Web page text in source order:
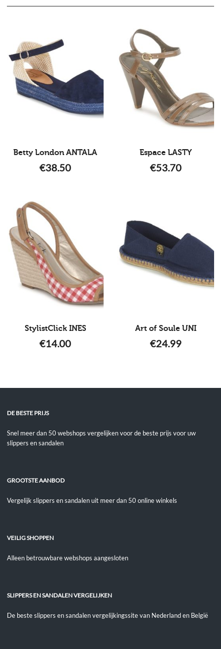
Betty London ANTALA
€38.50
Espace LASTY
€53.70
StylistClick INES
€14.00
Art of Soule UNI
€24.99
DE BESTE PRIJS
Snel meer dan 50 webshops vergelijken voor de beste prijs voor uw
slippers en sandalen
GROOTSTE AANBOD
Vergelijk slippers en sandalen uit meer dan 50 online winkels
VEILIG SHOPPEN
Alleen betrouwbare webshops aangesloten
SLIPPERS EN SANDALEN VERGELIJKEN
De beste slippers en sandalen vergelijkingssite van Nederland en België